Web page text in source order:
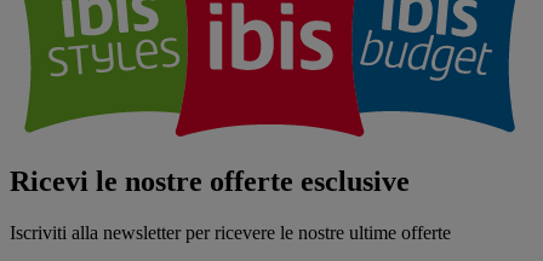
Ricevi le nostre offerte esclusive
Iscriviti alla newsletter per ricevere le nostre ultime offerte